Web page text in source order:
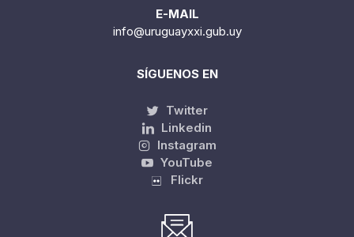
E-MAIL
info@uruguayxxi.gub.uy
SÍGUENOS EN
Twitter
Linkedin
Instagram
YouTube
Flickr